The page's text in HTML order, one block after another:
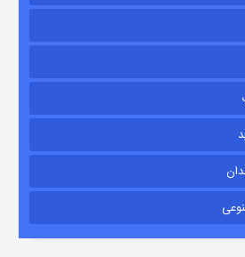
رویایی برای تو